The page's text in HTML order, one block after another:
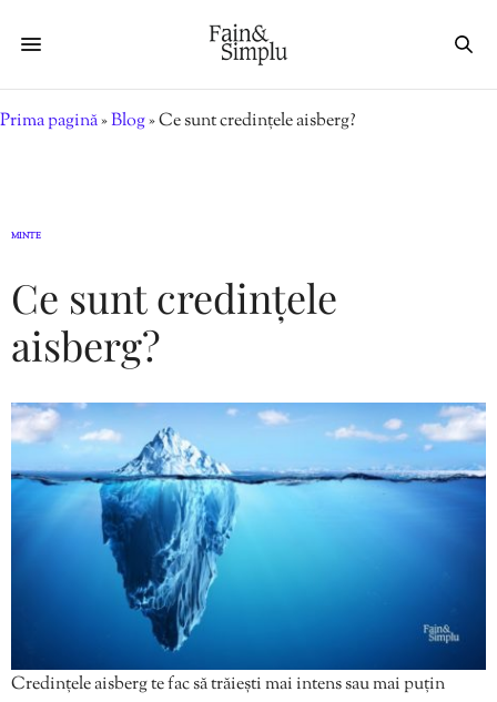
Prima pagină»Blog»Ce sunt credințele aisberg?
MINTE
Ce sunt credințele
aisberg?
Credințele aisberg te fac să trăiești mai intens sau mai puțin